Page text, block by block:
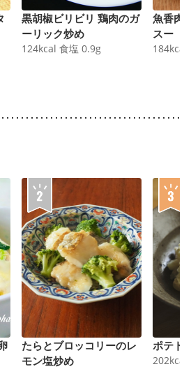
黒胡椒ビリビリ 鶏肉のガ
ーリック炒め
124kcal 食塩 0.9g
魚香肉
スー
184kcal
たらとブロッコリーのレ
モン塩炒め
ポテト
202kcal